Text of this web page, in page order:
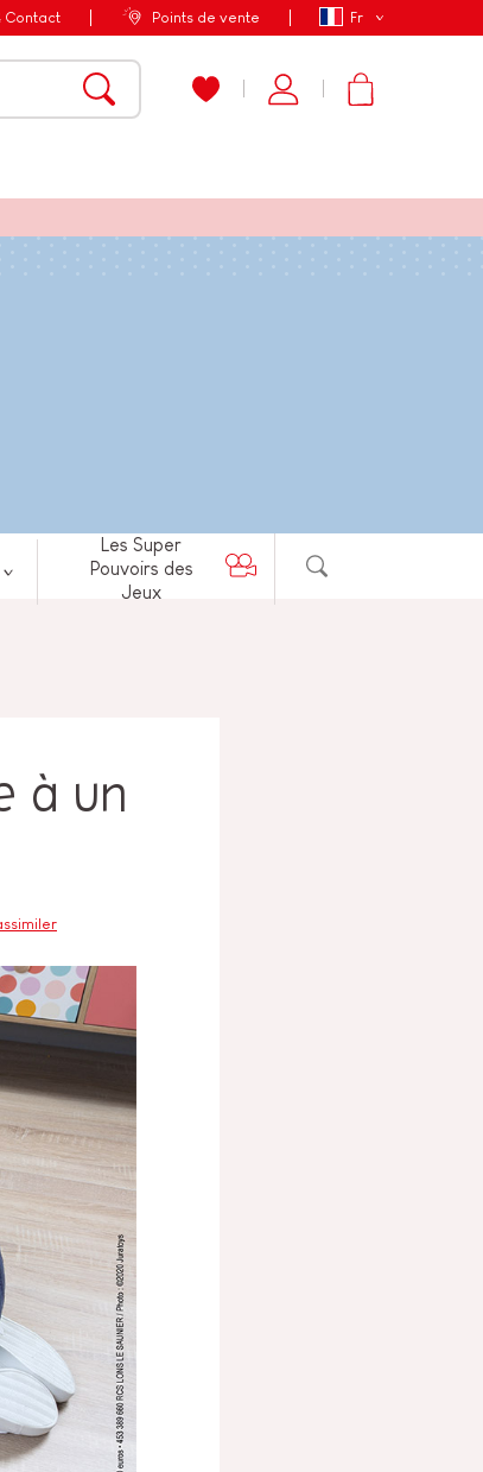
Fr
Contact Points de vente
Les Super
Pouvoirs des
Jeux
à un